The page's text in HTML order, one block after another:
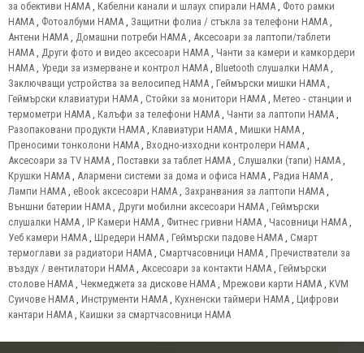
за обективи HAMA , Кабелни канали и шлаух спирали HAMA , Фото рамки
HAMA , Фотоалбуми HAMA , Защитни фолиа / стъкла за телефони HAMA ,
Антени HAMA , Домашни потреби HAMA , Аксесоари за лаптопи/таблети
HAMA , Други фото и видео аксесоари HAMA , Чанти за камери и камкордери
HAMA , Уреди за измерване и контрол HAMA , Bluetooth слушалки HAMA ,
Заключващи устройства за велосипед HAMA , Геймърски мишки HAMA ,
Геймърски клавиатури HAMA , Стойки за монитори HAMA , Метео - станции и
термометри HAMA , Калъфи за телефони HAMA , Чанти за лаптопи HAMA ,
Разопаковани продукти HAMA , Клавиатури HAMA , Мишки HAMA ,
Преносими тонколони HAMA , Входно-изходни контролери HAMA ,
Аксесоари за TV HAMA , Поставки за таблет HAMA , Слушалки (тапи) HAMA ,
Крушки HAMA , Алармени системи за дома и офиса HAMA , Радиа HAMA ,
Лампи HAMA , eBook аксесоари HAMA , Захранвания за лаптопи HAMA ,
Външни батерии HAMA , Други мобилни аксесоари HAMA , Геймърски
слушалки HAMA , IP Камери HAMA , Фитнес гривни HAMA , Часовници HAMA ,
Уеб камери HAMA , Шредери HAMA , Геймърски падове HAMA , Смарт
термоглави за радиатори HAMA , Смартчасовници HAMA , Пречистватели за
въздух / вентилатори HAMA , Аксесоари за контакти HAMA , Геймърски
столове HAMA , Чекмеджета за дискове HAMA , Мрежови карти HAMA , KVM
Суичове HAMA , Инструменти HAMA , Кухненски таймери HAMA , Цифрови
кантари HAMA , Каишки за смартчасовници HAMA